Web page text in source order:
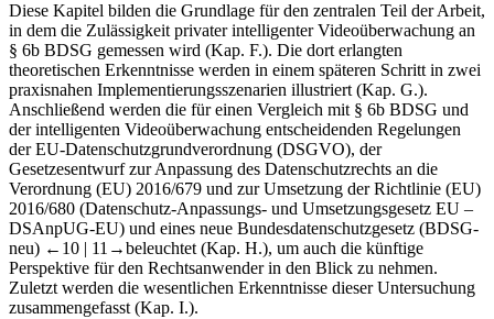
Diese Kapitel bilden die Grundlage für den zentralen Teil der Arbeit,
in dem die Zulässigkeit privater intelligenter Videoüberwachung an
§ 6b BDSG gemessen wird (Kap. F.). Die dort erlangten
theoretischen Erkenntnisse werden in einem späteren Schritt in zwei
praxisnahen Implementierungsszenarien illustriert (Kap. G.).
Anschließend werden die für einen Vergleich mit § 6b BDSG und
der intelligenten Videoüberwachung entscheidenden Regelungen
der EU-Datenschutzgrundverordnung (DSGVO), der
Gesetzesentwurf zur Anpassung des Datenschutzrechts an die
Verordnung (EU) 2016/679 und zur Umsetzung der Richtlinie (EU)
2016/680 (Datenschutz-Anpassungs- und Umsetzungsgesetz EU –
DSAnpUG-EU) und eines neue Bundesdatenschutzgesetz (BDSG-
neu) ←10 | 11→beleuchtet (Kap. H.), um auch die künftige
Perspektive für den Rechtsanwender in den Blick zu nehmen.
Zuletzt werden die wesentlichen Erkenntnisse dieser Untersuchung
zusammengefasst (Kap. I.).